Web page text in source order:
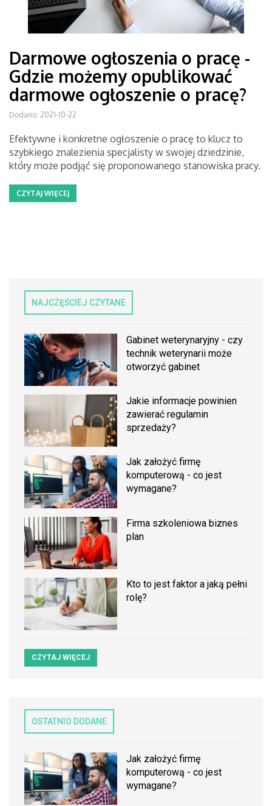
Darmowe ogłoszenia o pracę -
Gdzie możemy opublikować
darmowe ogłoszenie o pracę?
Dodano: 2021-10-22
Efektywne i konkretne ogłoszenie o pracę to klucz to
szybkiego znalezienia specjalisty w swojej dziedzinie,
który może podjąć się proponowanego stanowiska pracy.
CZYTAJ WIĘCEJ
NAJCZĘŚCIEJ CZYTANE
Gabinet weterynaryjny - czy
technik weterynarii może
otworzyć gabinet
Jakie informacje powinien
zawierać regulamin
sprzedaży?
Jak założyć firmę
komputerową - co jest
wymagane?
Firma szkoleniowa biznes
plan
Kto to jest faktor a jaką pełni
rolę?
CZYTAJ WIĘCEJ
OSTATNIO DODANE
Jak założyć firmę
komputerową - co jest
wymagane?